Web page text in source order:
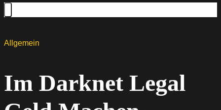
Allgemein
Im Darknet Legal